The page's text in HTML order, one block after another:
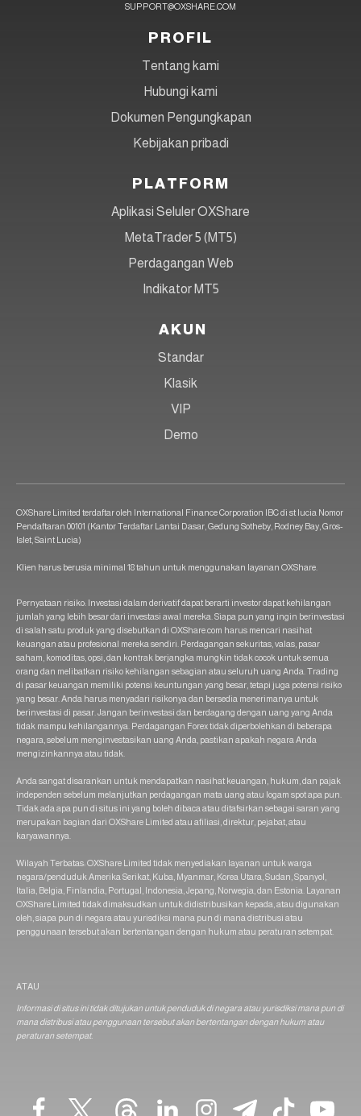
SUPPORT@OXSHARE.COM
PROFIL
Tentang kami
Hubungi kami
Dokumen Pengungkapan
Kebijakan pribadi
PLATFORM
Aplikasi Seluler OXShare
MetaTrader 5 (MT5)
Perdagangan Web
Indikator MT5
AKUN
Standar
Klasik
VIP
Demo
OXShare Limited terdaftar oleh International Finance Corporation IBC di st lucia Nomor
Pendaftaran 00101 (Kantor Terdaftar Lantai Dasar, Gedung Sotheby, Rodney Bay, Gros-
Islet, Saint Lucia)
Klien harus berusia minimal 18 tahun untuk menggunakan layanan OXShare.
Pernyataan risiko: Investasi dalam derivatif dapat berarti investor dapat kehilangan
jumlah yang lebih besar dari investasi awal mereka. Siapa pun yang ingin berinvestasi
di salah satu produk yang disebutkan di OXShare.com harus mencari nasihat
keuangan atau profesional mereka sendiri. Perdagangan sekuritas, valas, pasar
saham, komoditas, opsi, dan kontrak berjangka mungkin tidak cocok untuk semua
orang dan melibatkan risiko kehilangan sebagian atau seluruh uang Anda. Trading
di pasar keuangan memiliki potensi keuntungan yang besar, tetapi juga potensi risiko
yang besar. Anda harus menyadari risikonya dan bersedia menerimanya untuk
berinvestasi di pasar. Jangan berinvestasi dan berdagang dengan uang yang Anda
tidak mampu kehilangannya. Perdagangan Forex tidak diperbolehkan di beberapa
negara, sebelum menginvestasikan uang Anda, pastikan apakah negara Anda
mengizinkannya atau tidak.
Anda sangat disarankan untuk mendapatkan nasihat keuangan, hukum, dan pajak
independen sebelum melanjutkan perdagangan mata uang atau logam spot apa pun.
Tidak ada apa pun di situs ini yang boleh dibaca atau ditafsirkan sebagai saran yang
merupakan bagian dari OXShare Limited atau afiliasi, direktur, pejabat, atau
karyawannya.
Wilayah Terbatas: OXShare Limited tidak menyediakan layanan untuk warga
negara/penduduk Amerika Serikat, Kuba, Myanmar, Korea Utara, Sudan, Spanyol,
Italia, Belgia, Finlandia, Portugal, Indonesia, Jepang, Norwegia, dan Estonia. Layanan
OXShare Limited tidak dimaksudkan untuk didistribusikan kepada, atau digunakan
oleh, siapa pun di negara atau yurisdiksi mana pun di mana distribusi atau
penggunaan tersebut akan bertentangan dengan hukum atau peraturan setempat.
ATAU
Informasi di situs ini tidak ditujukan untuk penduduk di negara atau yurisdiksi mana pun di
mana distribusi atau penggunaan tersebut akan bertentangan dengan hukum atau
peraturan setempat.